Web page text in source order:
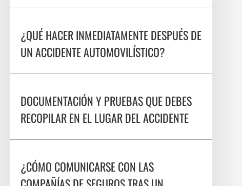
¿QUÉ HACER INMEDIATAMENTE DESPUÉS DE
UN ACCIDENTE AUTOMOVILÍSTICO?
DOCUMENTACIÓN Y PRUEBAS QUE DEBES
RECOPILAR EN EL LUGAR DEL ACCIDENTE
¿CÓMO COMUNICARSE CON LAS